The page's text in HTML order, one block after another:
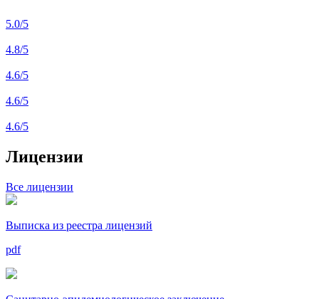
5.0/5
4.8/5
4.6/5
4.6/5
4.6/5
Лицензии
Все лицензии
Выписка из реестра лицензий
pdf